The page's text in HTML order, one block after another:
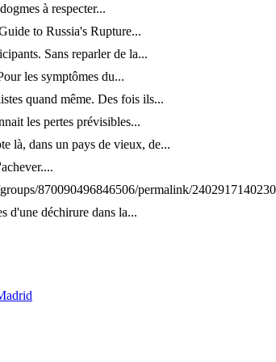
à respecter...
to Russia's Rupture...
Sans reparler de la...
les symptômes du...
quand même. Des fois ils...
les pertes prévisibles...
là, dans un pays de vieux, de...
870090496846506/permalink/
d'une déchirure dans la...